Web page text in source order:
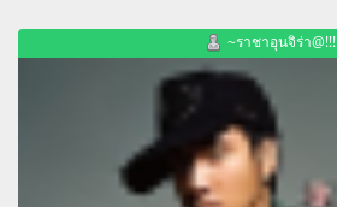
~ราชาอุนจิร่า@!!!